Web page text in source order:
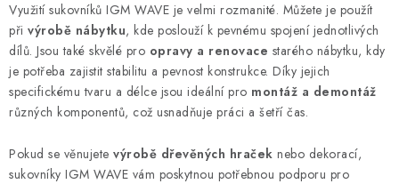
NÁSTROJE PRO ŘEZÁNÍ KOVU
POTŘEBUJI DOBRÝ STROJ
KONTAKTY
Moje objednávka
Využití sukovníků IGM WAVE je velmi rozmanité. Můžete je použít
při výrobě nábytku, kde poslouží k pevnému spojení jednotlivých
dílů. Jsou také skvělé pro opravy a renovace starého nábytku, kdy
je potřeba zajistit stabilitu a pevnost konstrukce. Díky jejich
specifickému tvaru a délce jsou ideální pro montáž a demontáž
různých komponentů, což usnadňuje práci a šetří čas.
Pokud se věnujete výrobě dřevěných hraček nebo dekorací,
sukovníky IGM WAVE vám poskytnou potřebnou podporu pro